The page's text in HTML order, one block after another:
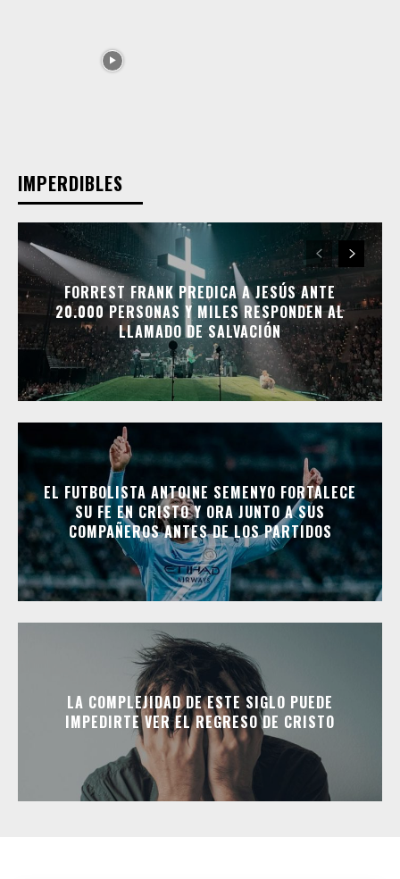
IMPERDIBLES
FORREST FRANK PREDICA A JESÚS ANTE
20.000 PERSONAS Y MILES RESPONDEN AL
LLAMADO DE SALVACIÓN
EL FUTBOLISTA ANTOINE SEMENYO FORTALECE
SU FE EN CRISTO Y ORA JUNTO A SUS
COMPAÑEROS ANTES DE LOS PARTIDOS
LA COMPLEJIDAD DE ESTE SIGLO PUEDE
IMPEDIRTE VER EL REGRESO DE CRISTO